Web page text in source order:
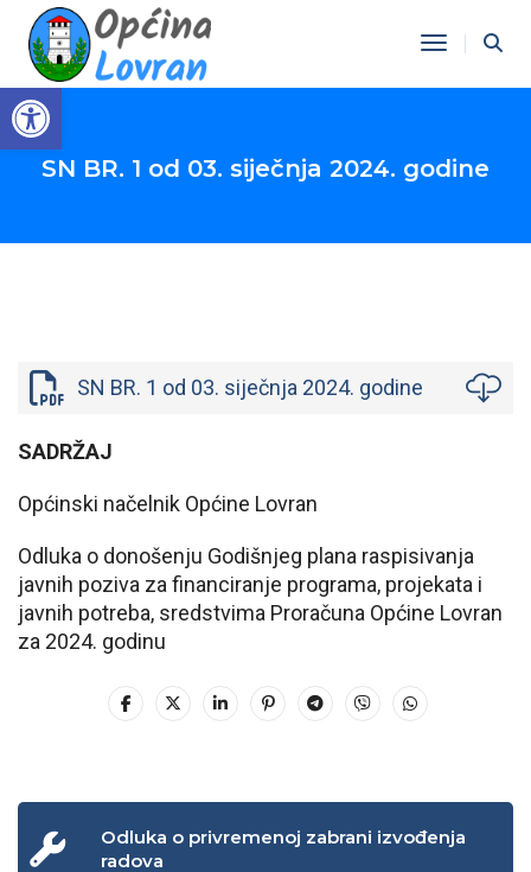
Open toolbar
Toggle
SN BR. 1 od 03. siječnja 2024. godine
SN BR. 1 od 03. siječnja 2024. godine
SADRŽAJ
Općinski načelnik Općine Lovran
Odluka o donošenju Godišnjeg plana raspisivanja
javnih poziva za financiranje programa, projekata i
javnih potreba, sredstvima Proračuna Općine Lovran
za 2024. godinu
Odluka o privremenoj zabrani izvođenja
radova